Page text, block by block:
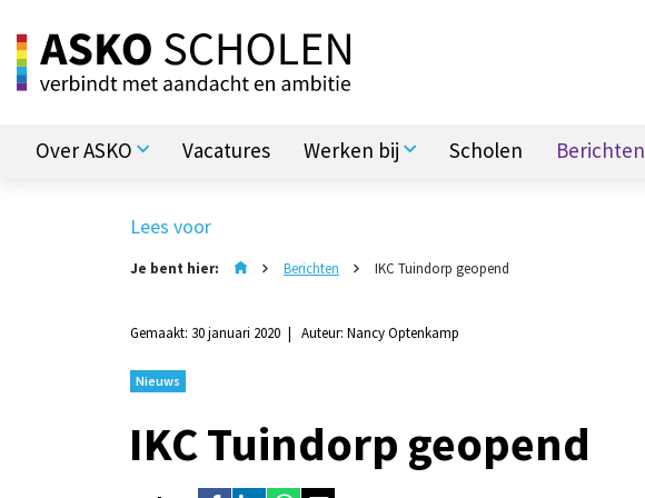
Over ASKO Vacatures Werken bij Scholen Berichten
Lees voor
Je bent hier: Berichten IKC Tuindorp geopend
Gemaakt: 30 januari 2020 Auteur: Nancy Optenkamp
Nieuws
IKC Tuindorp geopend